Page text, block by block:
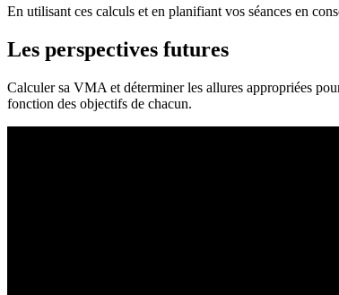
En utilisant ces calculs et en planifiant vos séances en
Les perspectives futures
Calculer sa VMA et déterminer les allures appropriées
fonction des objectifs de chacun.